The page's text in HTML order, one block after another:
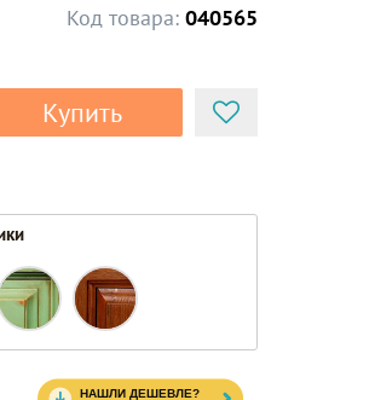
Код товара: 040565
Купить